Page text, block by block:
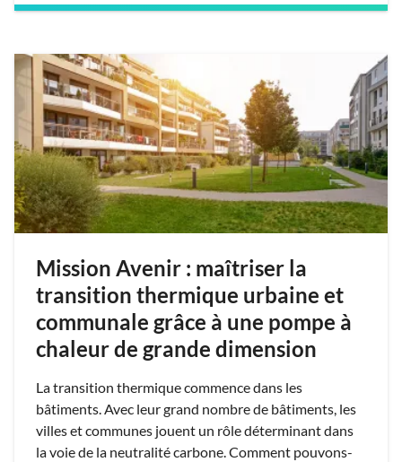
Mission Avenir : maîtriser la
transition thermique urbaine et
communale grâce à une pompe à
chaleur de grande dimension
La transition thermique commence dans les
bâtiments. Avec leur grand nombre de bâtiments, les
villes et communes jouent un rôle déterminant dans
la voie de la neutralité carbone. Comment pouvons-